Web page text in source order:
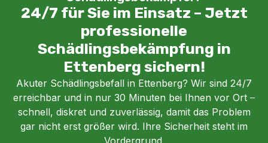
24/7 für Sie im Einsatz – Jetzt
professionelle
Schädlingsbekämpfung in
Ettenberg sichern!
Akuter Schädlingsbefall in Ettenberg? Wir sind 24/7
erreichbar und in nur 30 Minuten bei Ihnen vor Ort –
schnell, diskret und zuverlässig, damit das Problem
gar nicht erst größer wird. Ihre Sicherheit steht im
Vordergrund.